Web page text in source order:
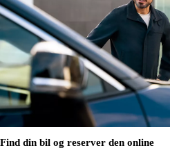
Find din bil og reserver den online